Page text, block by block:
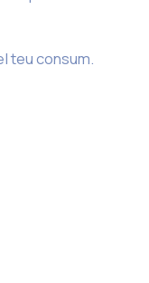
teu consum.